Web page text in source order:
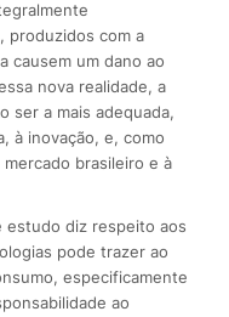
produzidos com a
causem um dano ao
nova realidade, a
ser a mais adequada,
à inovação, e, como
brasileiro e à
diz respeito aos
pode trazer ao
especificamente
ao